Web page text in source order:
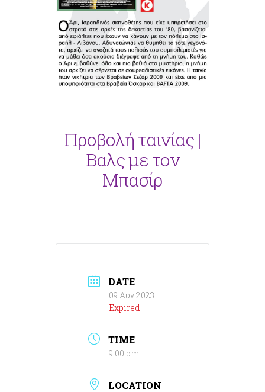
Προβολή ταινίας |
Βαλς με τον
Μπασίρ
DATE
09 Αυγ 2023
Expired!
TIME
9:00 pm
LOCATION